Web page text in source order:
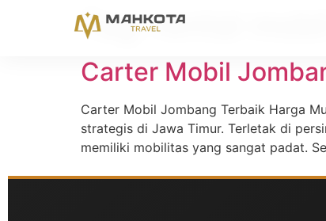
Tag:rental
Carter Mobil
Carter Mobil Jombang Terbaik Harga
strategis di Jawa Timur. Terletak di
memiliki mobilitas yang sangat padat.